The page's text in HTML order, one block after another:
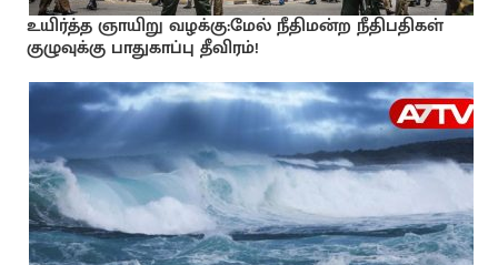
உயிர்த்த ஞாயிறு வழக்கு:மேல் நீதிமன்ற நீதிபதிகள்
குழுவுக்கு பாதுகாப்பு தீவிரம்!